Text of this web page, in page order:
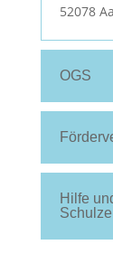
52078
OGS
Hilfe